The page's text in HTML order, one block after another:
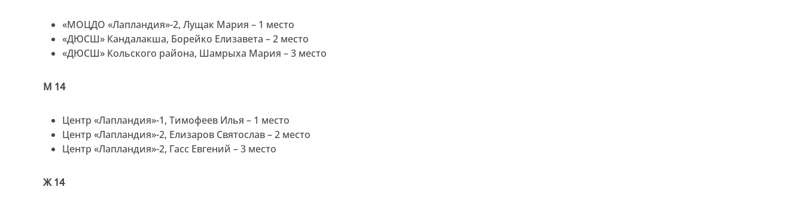
«МОЦДО «Лапландия»-2, Лущак Мария – 1 место
«ДЮСШ» Кандалакша, Борейко Елизавета – 2 место
«ДЮСШ» Кольского района, Шамрыха Мария – 3 место
М 14
Центр «Лапландия»-1, Тимофеев Илья – 1 место
Центр «Лапландия»-2, Елизаров Святослав – 2 место
Центр «Лапландия»-2, Гасс Евгений – 3 место
Ж 14